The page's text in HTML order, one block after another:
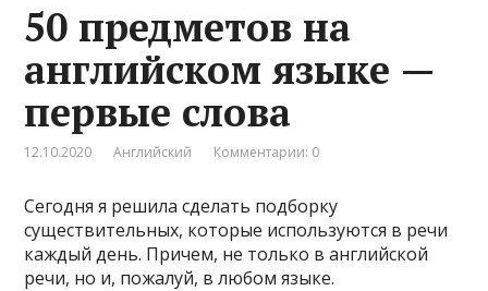
50 предметов на
английском языке —
первые слова
12.10.2020 Английский Комментарии: 0
Сегодня я решила сделать подборку
существительных, которые используются в речи
каждый день. Причем, не только в английской
речи, но и, пожалуй, в любом языке.